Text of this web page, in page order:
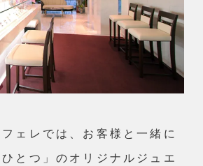
ェレでは、お客様と一緒に
ひとつ」のオリジナルジュエ